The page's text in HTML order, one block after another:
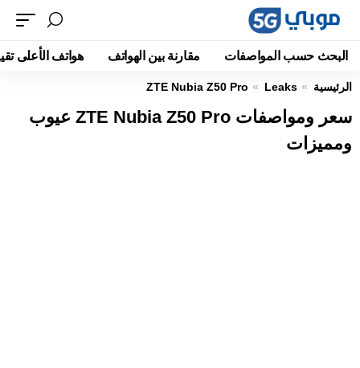
البحث حسب المواصفات مقارنة بين الهواتف هواتف الأعلى
الرئيسية Leaks
ZTE Nubia Z50 Pro
سعر ومواصفات ZTE Nubia Z50 Pro عيوب
ومميزات